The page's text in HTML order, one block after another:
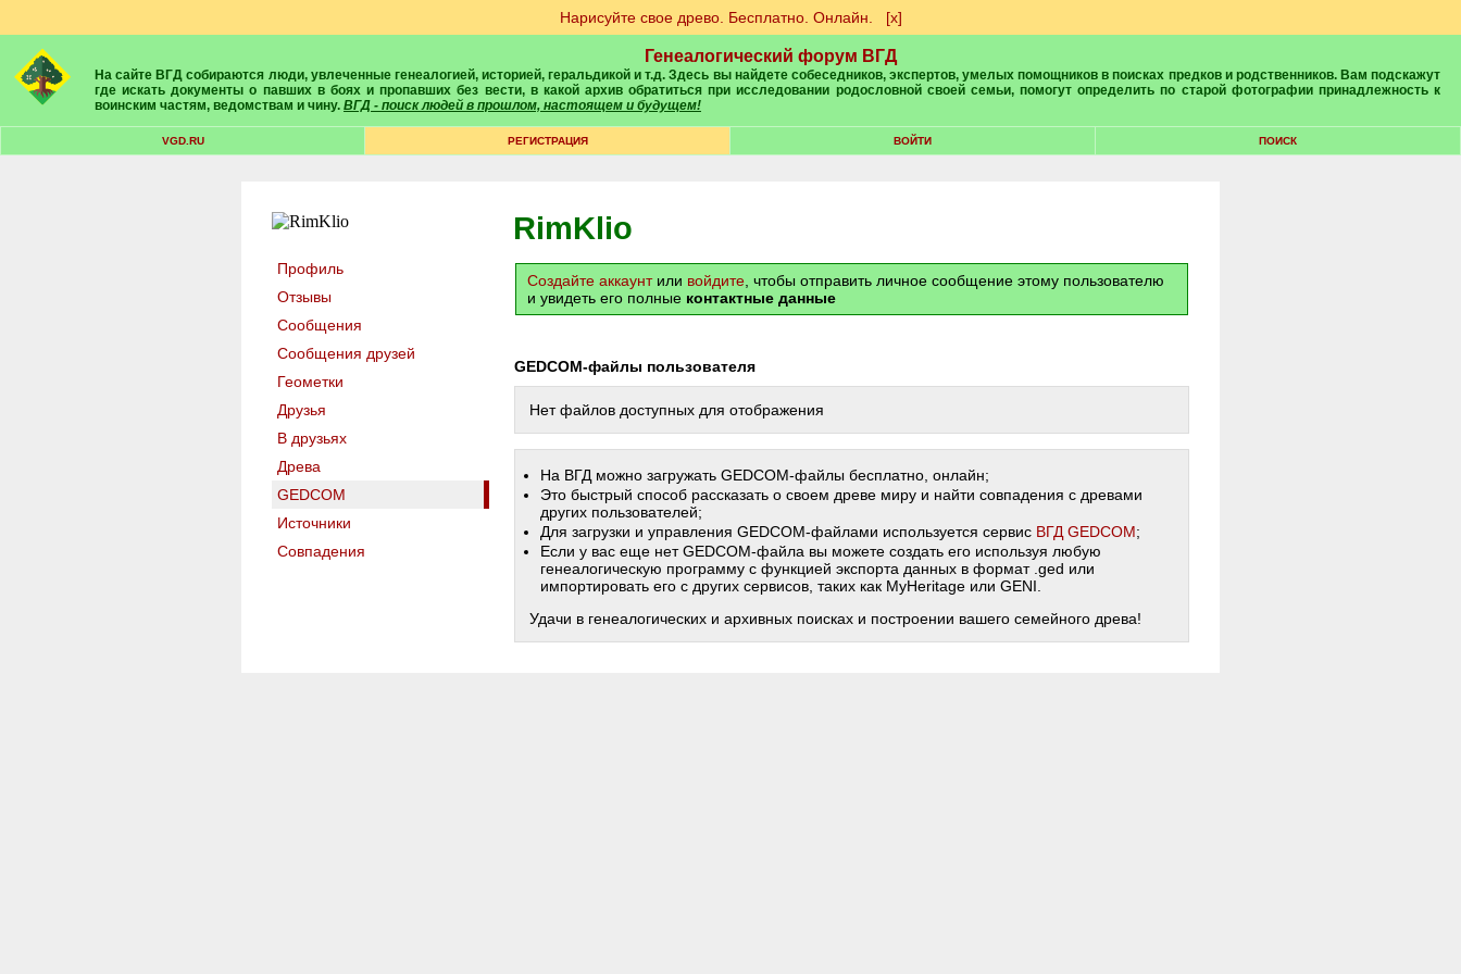
Нарисуйте свое древо. Бесплатно. Онлайн. [х]
Генеалогический форум ВГД
На сайте ВГД собираются люди, увлеченные генеалогией, историей, геральдикой и т.д. Здесь вы найдете собеседников, экспертов, умелых помощников в поисках предков и родственников. Вам подскажут
где искать документы о павших в боях и пропавших без вести, в какой архив обратиться при исследовании родословной своей семьи, помогут определить по старой фотографии принадлежность к
воинским частям, ведомствам и чину. ВГД - поиск людей в прошлом, настоящем и будущем!
VGD.RU РЕГИСТРАЦИЯ ВОЙТИ ПОИСК
Профиль
Отзывы
Сообщения
Сообщения друзей
Геометки
Друзья
В друзьях
Древа
GEDCOM
Источники
Совпадения
RimKlio
Создайте аккаунтили войдите , чтобы отправить личное сообщение этому пользователю
и увидеть его полные контактные данные
GEDCOM-файлы пользователя
Нет файлов доступных для отображения
На ВГД можно загружать GEDCOM-файлы бесплатно, онлайн;
Это быстрый способ рассказать о своем древе миру и найти совпадения с древами
других пользователей;
Для загрузки и управления GEDCOM-файлами используется сервис ВГД GEDCOM;
Если у вас еще нет GEDCOM-файла вы можете создать его используя любую
генеалогическую программу с функцией экспорта данных в формат .ged или
импортировать его с других сервисов, таких как MyHeritage или GENI.
Удачи в генеалогических и архивных поисках и построении вашего семейного древа!